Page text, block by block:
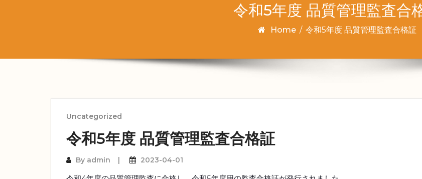
令和5年度 品質管理監査合
Home / 令和5年度 品質管理監査合格証
Uncategorized
令和5年度 品質管理監査合格証
By admin 2023-04-01